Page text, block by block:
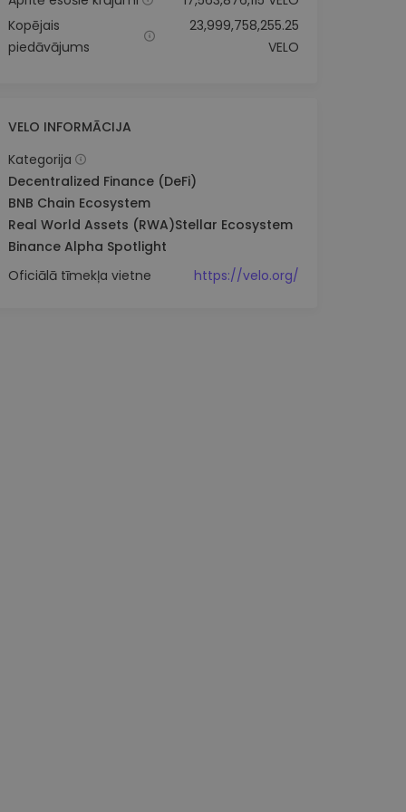
Kopējais
piedāvājums
23,999,758,255.25
VELO
VELO INFORMĀCIJA
Kategorija
Decentralized Finance (DeFi)
BNB Chain Ecosystem
Real World Assets (RWA)Stellar Ecosystem
Binance Alpha Spotlight
Oficiālā tīmekļa vietne
https://velo.org/